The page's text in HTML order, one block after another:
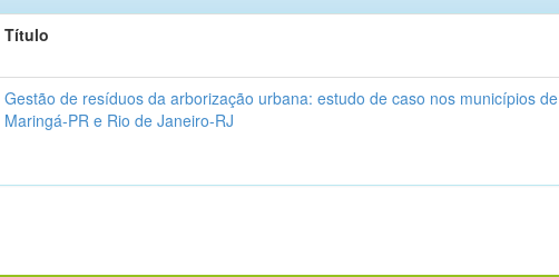
Título
Gestão de resíduos da arborização urbana: estudo de caso nos municípios de
Maringá-PR e Rio de Janeiro-RJ